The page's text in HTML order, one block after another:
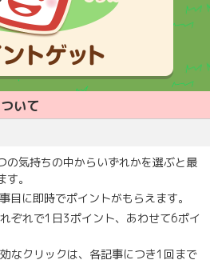
いて
の気持ちの中からいずれかを選ぶと最
。
目に即時でポイントがもらえます。
ぞれで1日3ポイント、あわせて6ポイ
なクリックは、各記事につき1回まで